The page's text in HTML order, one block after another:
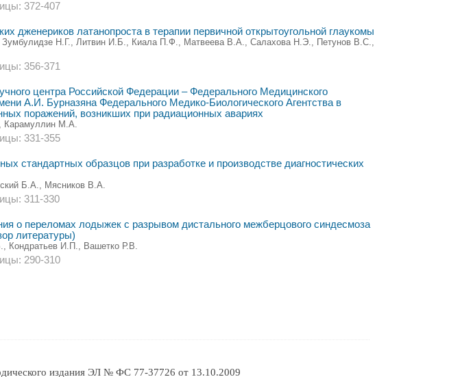
372-407
дженериков латанопроста в терапии первичной открытоугольной глаукомы
Н.Г., Литвин И.Б., Киала П.Ф., Матвеева В.А., Салахова Н.Э., Петунов В.С.,
356-371
центра Российской Федерации – Федерального Медицинского
А.И. Бурназяна Федерального Медико-Биологического Агентства в
поражений, возникших при радиационных авариях
М.А.
331-355
стандартных образцов при разработке и производстве диагностических
Б.А., Мясников В.А.
311-330
о переломах лодыжек с разрывом дистального межберцового синдесмоза
литературы)
Кондратьев И.П., Вашетко Р.В.
290-310
издания ЭЛ № ФС 77-37726 от 13.10.2009